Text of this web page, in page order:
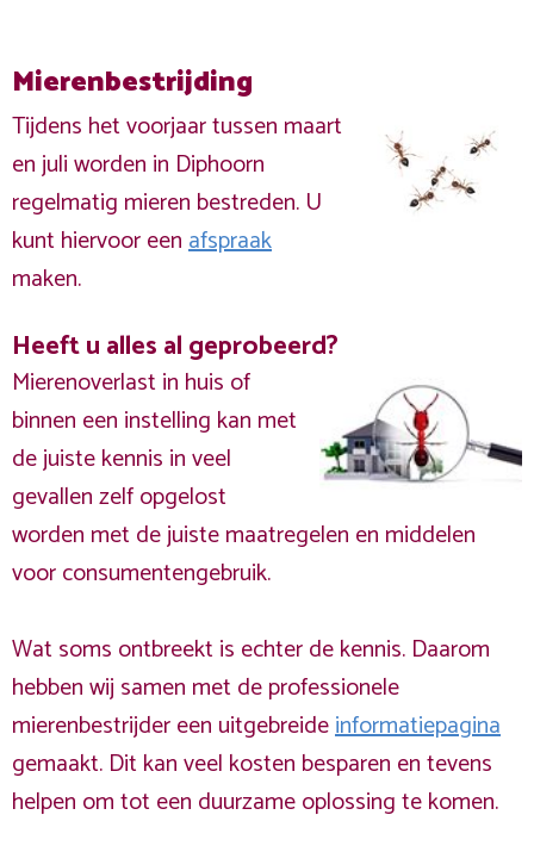
Mierenbestrijding
Tijdens het voorjaar tussen maart
en juli worden in Diphoorn
regelmatig mieren bestreden. U
kunt hiervoor eenafspraak
maken.
Heeft u alles al geprobeerd?
Mierenoverlast in huis of
binnen een instelling kan met
de juiste kennis in veel
gevallen zelf opgelost
worden met de juiste maatregelen en middelen
voor consumentengebruik.
Wat soms ontbreekt is echter de kennis. Daarom
hebben wij samen met de professionele
mierenbestrijder een uitgebreideinformatiepagina
gemaakt. Dit kan veel kosten besparen en tevens
helpen om tot een duurzame oplossing te komen.